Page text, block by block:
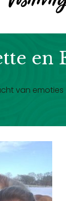
en
van emoties